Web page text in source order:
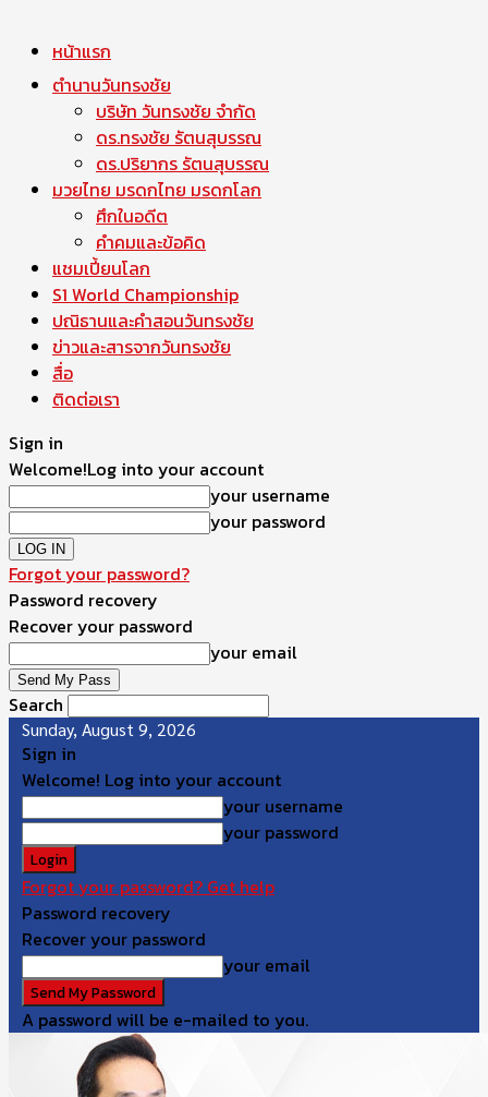
หน้าแรก
ตำนานวันทรงชัย
บริษัท วันทรงชัย จำกัด
ดร.ทรงชัย รัตนสุบรรณ
ดร.ปริยากร รัตนสุบรรณ
มวยไทย มรดกไทย มรดกโลก
ศึกในอดีต
คำคมและข้อคิด
แชมเปี้ยนโลก
S1 World Championship
ปณิธานและคำสอนวันทรงชัย
ข่าวและสารจากวันทรงชัย
สื่อ
ติดต่อเรา
Sign in
Welcome!Log into your account
your username
your password
Forgot your password?
Password recovery
Recover your password
your email
Search
Sunday, August 9, 2026
Sign in
Welcome! Log into your account
your username
your password
Forgot your password? Get help
Password recovery
Recover your password
your email
A password will be e-mailed to you.